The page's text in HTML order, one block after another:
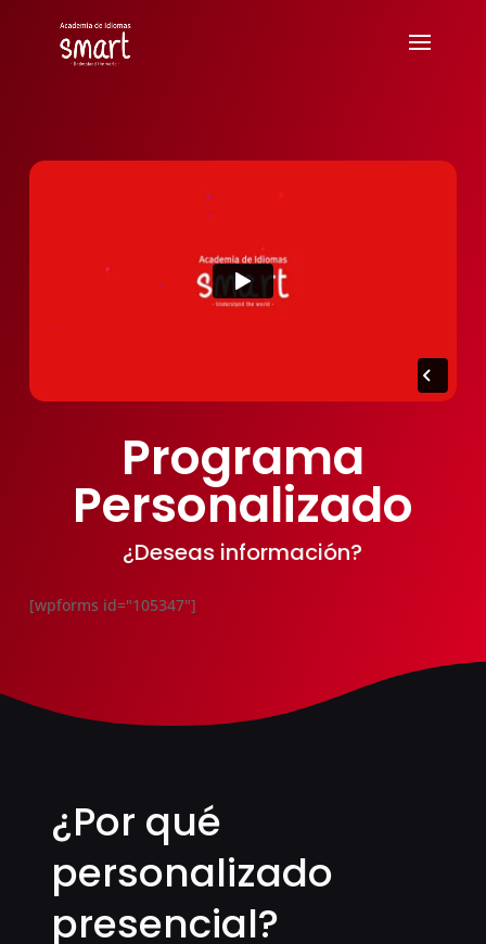
Programa
Personalizado
¿Deseas información?
[wpforms id="105347"]
¿Por qué
personalizado
presencial?